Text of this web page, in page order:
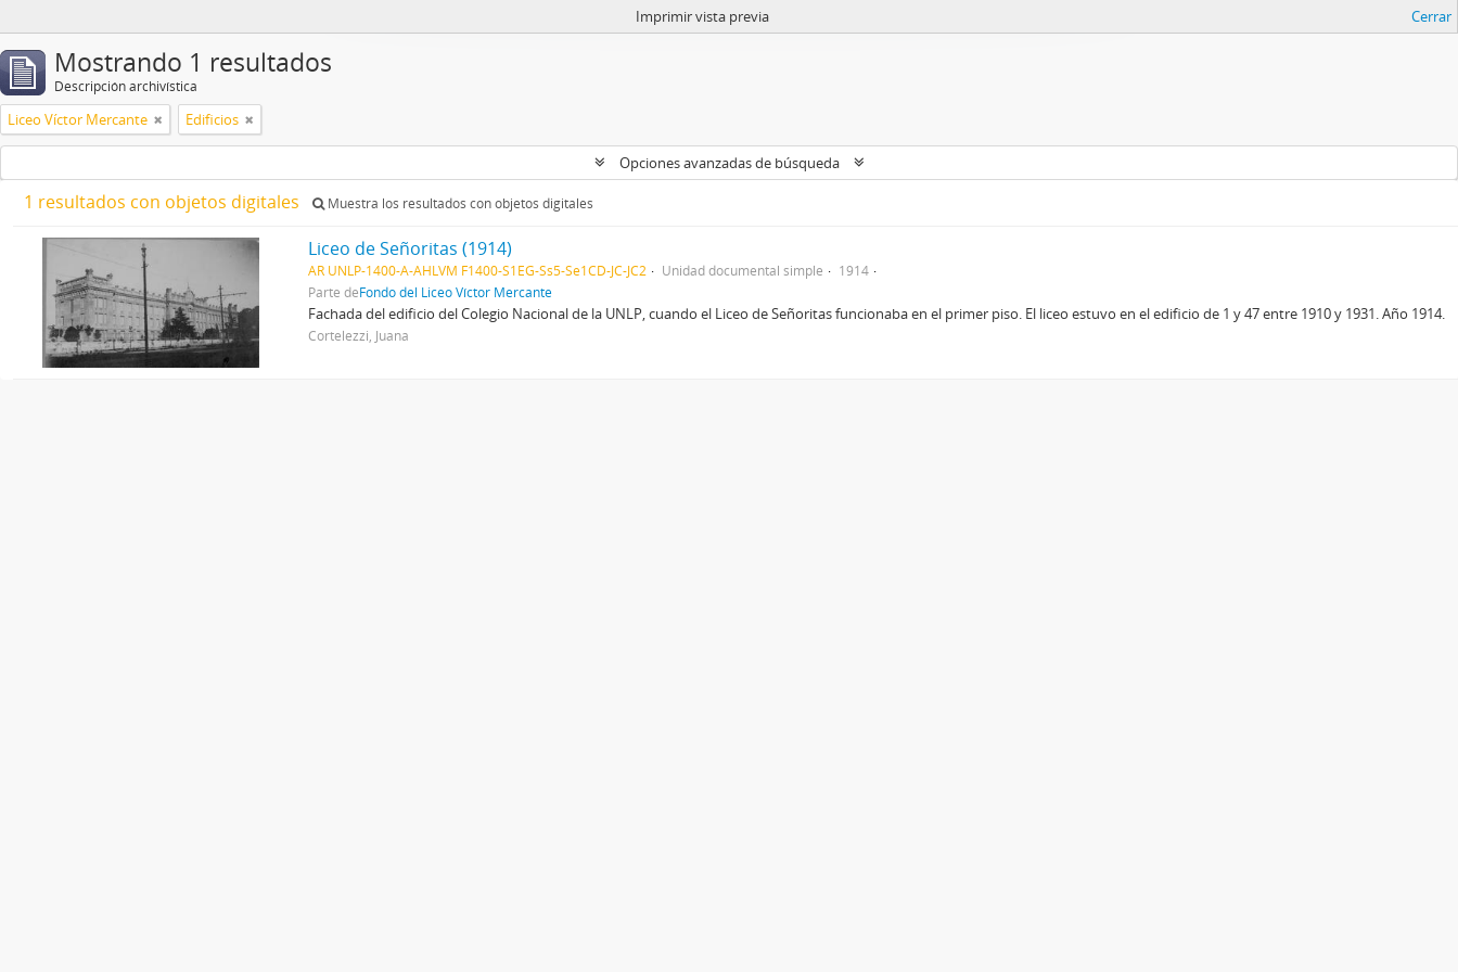
Imprimir vista previa Cerrar
Mostrando 1 resultados
Descripción archivística
Liceo Víctor Mercante Edificios
Opciones avanzadas de búsqueda
1 resultados con objetos digitales Muestra los resultados con objetos digitales
Liceo de Señoritas (1914)
AR UNLP-1400-A-AHLVM F1400-S1EG-Ss5-Se1CD-JC-JC2 Unidad documental simple
1914
Parte deFondo del Liceo Víctor Mercante
Fachada del edificio del Colegio Nacional de la UNLP, cuando el Liceo de Señoritas funcionaba en el primer piso. El liceo estuvo en el edificio de 1 y 47 entre 1910 y 1931. Año 1914.
Cortelezzi, Juana